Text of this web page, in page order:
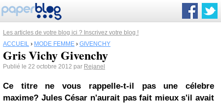
Les articles de votre blog ici ? Inscrivez votre blog !
ACCUEIL › MODE FEMME › GIVENCHY
Gris Vichy Givenchy
Publié le 22 octobre 2012 par Rejanel
Ce titre ne vous rappelle-t-il pas une célebre
maxime? Jules César n'aurait pas fait mieux s'il avait